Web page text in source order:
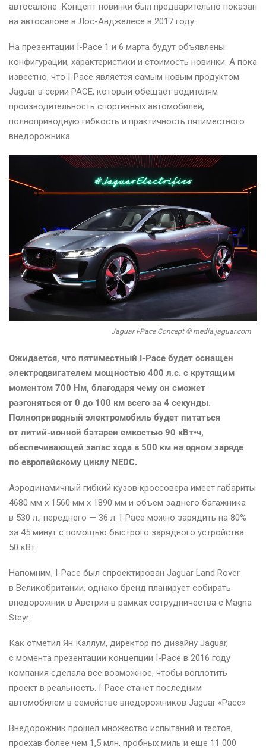
автосалоне. Концепт новинки был предварительно показан
на автосалоне в Лос-Анджелесе в 2017 году.
На презентации I-Pace 1 и 6 марта будут объявлены
конфигурации, характеристики и стоимость новинки. А пока
известно, что I-Pace является самым новым продуктом
Jaguar в серии PACE, который обещает водителям
производительность спортивных автомобилей,
полноприводную гибкость и практичность пятиместного
внедорожника.
Jaguar I-Pace Concept © media.jaguar.com
Ожидается, что пятиместный I-Pace будет оснащен
электродвигателем мощностью 400 л.с. с крутящим
моментом 700 Нм, благодаря чему он сможет
разгоняться от 0 до 100 км всего за 4 секунды.
Полноприводный электромобиль будет питаться
от литий-ионной батареи емкостью 90 кВт•ч,
обеспечивающей запас хода в 500 км на одном заряде
по европейскому циклу NEDC.
Аэродинамичный гибкий кузов кроссовера имеет габариты
4680 мм x 1560 мм x 1890 мм и объем заднего багажника
в 530 л., переднего — 36 л. I-Pace можно зарядить на 80%
за 45 минут с помощью быстрого зарядного устройства
50 кВт.
Напомним, I-Pace был спроектирован Jaguar Land Rover
в Великобритании, однако бренд планирует собирать
внедорожник в Австрии в рамках сотрудничества с Magna
Steyr.
Как отметил Ян Каллум, директор по дизайну Jaguar,
с момента презентации концепции I-Pace в 2016 году
компания сделала все возможное, чтобы воплотить
проект в реальность. I-Pace станет последним
автомобилем в семействе внедорожников Jaguar «Pace»
Внедорожник прошел множество испытаний и тестов,
проехав более чем 1,5 млн. пробных миль и еще 11 000